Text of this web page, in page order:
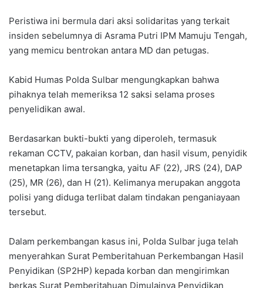
Peristiwa ini bermula dari aksi solidaritas yang terkait
insiden sebelumnya di Asrama Putri IPM Mamuju Tengah,
yang memicu bentrokan antara MD dan petugas.
Kabid Humas Polda Sulbar mengungkapkan bahwa
pihaknya telah memeriksa 12 saksi selama proses
penyelidikan awal.
Berdasarkan bukti-bukti yang diperoleh, termasuk
rekaman CCTV, pakaian korban, dan hasil visum, penyidik
menetapkan lima tersangka, yaitu AF (22), JRS (24), DAP
(25), MR (26), dan H (21). Kelimanya merupakan anggota
polisi yang diduga terlibat dalam tindakan penganiayaan
tersebut.
Dalam perkembangan kasus ini, Polda Sulbar juga telah
menyerahkan Surat Pemberitahuan Perkembangan Hasil
Penyidikan (SP2HP) kepada korban dan mengirimkan
berkas Surat Pemberitahuan Dimulainya Penyidikan